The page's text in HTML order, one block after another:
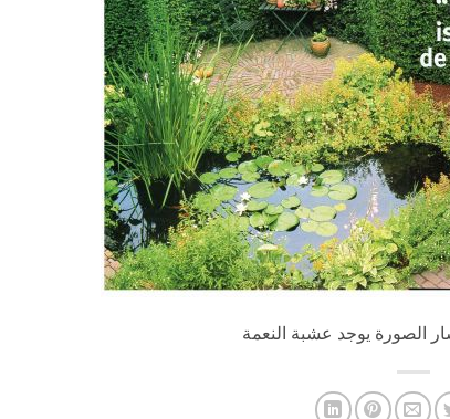
الصورة يوجد عشبة النعمة